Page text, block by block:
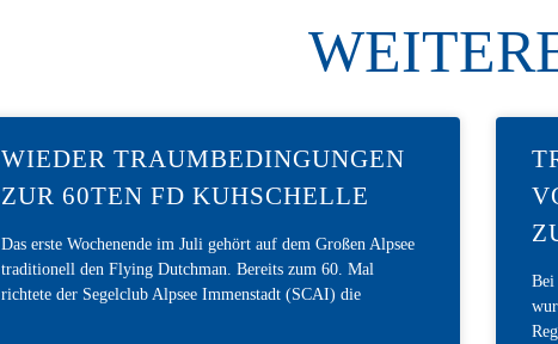
WIEDER TRAUMBEDINGUNGEN
ZUR 60TEN FD KUHSCHELLE
Das erste Wochenende im Juli gehört auf dem Großen Alpsee
traditionell den Flying Dutchman. Bereits zum 60. Mal
richtete der Segelclub Alpsee Immenstadt (SCAI) die
Bei